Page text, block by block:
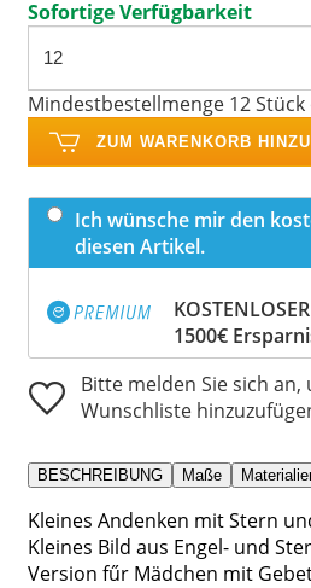
Sofortige Verfügbarkeit
Mindestbestellmenge 12
ZUM WARENKORB
Ich wünsche mir den
diesen Artikel.
1500€
Bitte melden Sie sich
Wunschliste
BESCHREIBUNG Maße
Kleines Andenken mit Stern
Kleines Bild aus Engel- und
Version fűr Mädchen mit